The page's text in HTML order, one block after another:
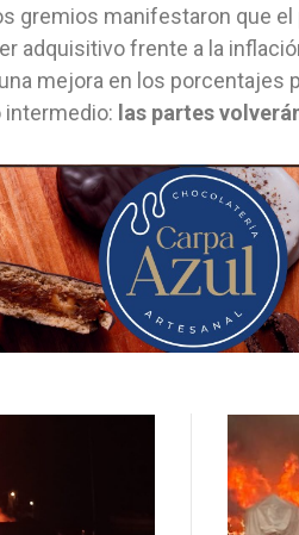
gremios manifestaron que
adquisitivo frente a la
mejora en los porcentajes
intermedio: las partes